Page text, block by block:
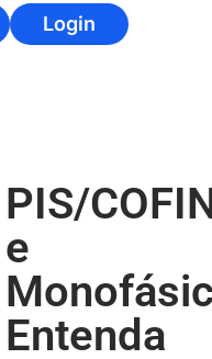
Login
PIS/
e
Entenda